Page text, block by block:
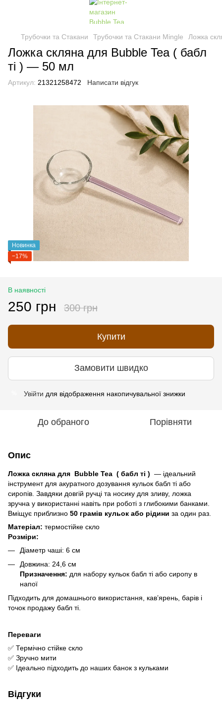
Трубочки та Стакани Трубочки та Стакани Mingle Ложка
Ложка скляна для Bubble Tea ( бабл
ті ) — 50 мл
Артикул: 21321258472 Написати відгук
Новинка
−17%
В наявності
250 грн 300 грн
Купити
Замовити швидко
Увійти для відображення накопичувальної знижки
До обраного Порівняти
Опис
Ложка скляна для Bubble Tea ( бабл ті ) — ідеальний
інструмент для акуратного дозування кульок бабл ті або
сиропів. Завдяки довгій ручці та носику для зливу, ложка
зручна у використанні навіть при роботі з глибокими банками.
Вміщує приблизно 50 грамів кульок або рідини за один раз.
Матеріал: термостійке скло
Розміри:
Діаметр чаші: 6 см
Довжина: 24,6 см
Призначення: для набору кульок бабл ті або сиропу в
напої
Підходить для домашнього використання, кав’ярень, барів і
точок продажу бабл ті.
Переваги
✅ Термічно стійке скло
✅ Зручно мити
✅ Ідеально підходить до наших банок з кульками
Відгуки